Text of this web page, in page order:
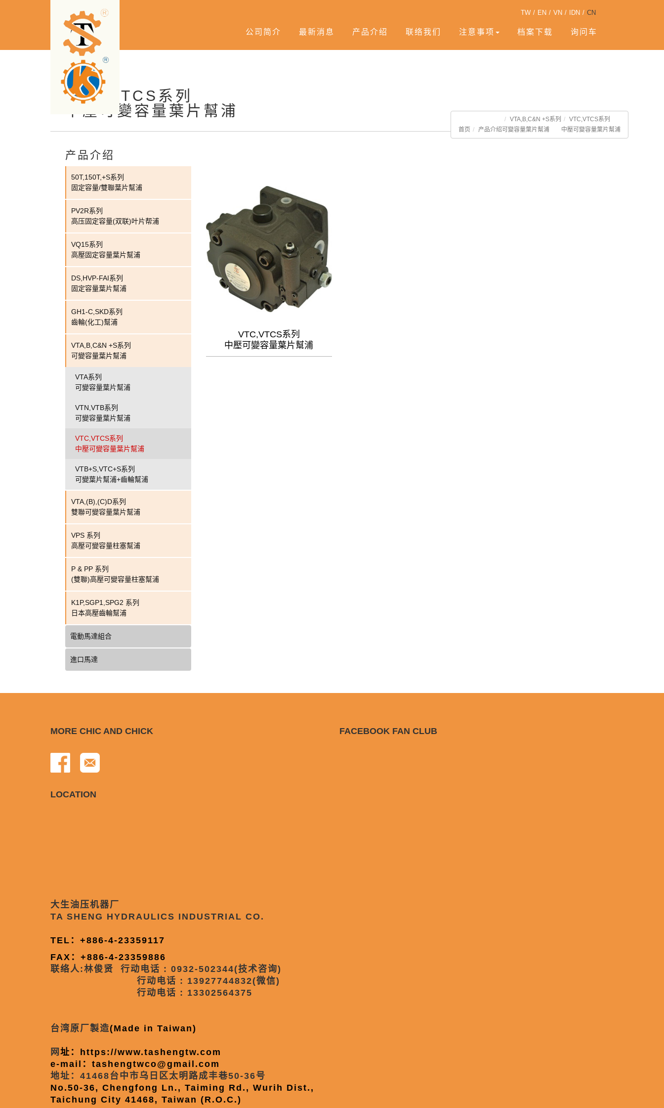
TW / EN / VN / IDN / CN
公司简介 最新消息 产品介绍 联络我们 注意事项 档案下载 询问车
VTC,VTCS系列
中壓可變容量葉片幫浦
首页 产品介绍
VTA,B,C&N +S系列
可變容量葉片幫浦
VTC,VTCS系列
中壓可變容量葉片幫浦
产品介绍
50T,150T,+S系列
固定容量/雙聯葉片幫浦
PV2R系列
高压固定容量(双联)叶片帮浦
VQ15系列
高壓固定容量葉片幫浦
DS,HVP-FAI系列
固定容量葉片幫浦
GH1-C,SKD系列
齒輪(化工)幫浦
VTA,B,C&N +S系列
可變容量葉片幫浦
VTA系列
可變容量葉片幫浦
VTN,VTB系列
可變容量葉片幫浦
VTC,VTCS系列
中壓可變容量葉片幫浦
VTB+S,VTC+S系列
可變葉片幫浦+齒輪幫浦
VTA,(B),(C)D系列
雙聯可變容量葉片幫浦
VPS 系列
高壓可變容量柱塞幫浦
P & PP 系列
(雙聯)高壓可變容量柱塞幫浦
K1P,SGP1,SPG2 系列
日本高壓齒輪幫浦
電動馬達組合
進口馬達
VTC,VTCS系列
中壓可變容量葉片幫浦
MORE CHIC AND CHICK
LOCATION
大生油压机器厂
TA SHENG HYDRAULICS INDUSTRIAL CO.
TEL：+886-4-23359117
FAX：+886-4-23359886
联络人:林俊贤 行动电话 : 0932-502344(技术咨询)
行动电话 : 13927744832(微信)
行动电话 : 13302564375
台湾原厂製造(Made in Taiwan)
网 址：
https://www.tashengtw.com
e-mail： tashengtwco@gmail.com
地址：41468台中市乌日区太明路成丰巷50-36号
No.50-36, Chengfong Ln., Taiming Rd., Wurih Dist.,
Taichung City 41468, Taiwan (R.O.C.)
FACEBOOK FAN CLUB